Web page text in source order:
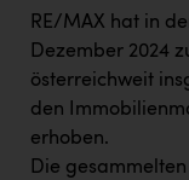
Karin Liedl
KEBA
KIWI
KLIPP Frisör
RE/MAX hat in
Dezember 2024
österreichweit
den
erhoben.
Die